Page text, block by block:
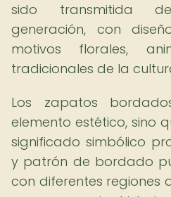
sido transmitida
generación, con
motivos florales,
tradicionales de la
Los zapatos
elemento estético, sino
significado simbólico
y patrón de bordado
con diferentes regiones